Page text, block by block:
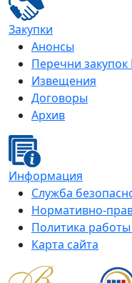
Закупки
Анонсы
Перечни
Извещения
Договоры
Архив
Информация
Служба
Нормативно-
Политика
Карта сайта